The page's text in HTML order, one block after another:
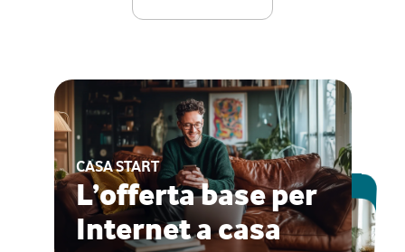
CASA START
L’offerta base per
Internet a casa
ESCLUSIVA ONLINE